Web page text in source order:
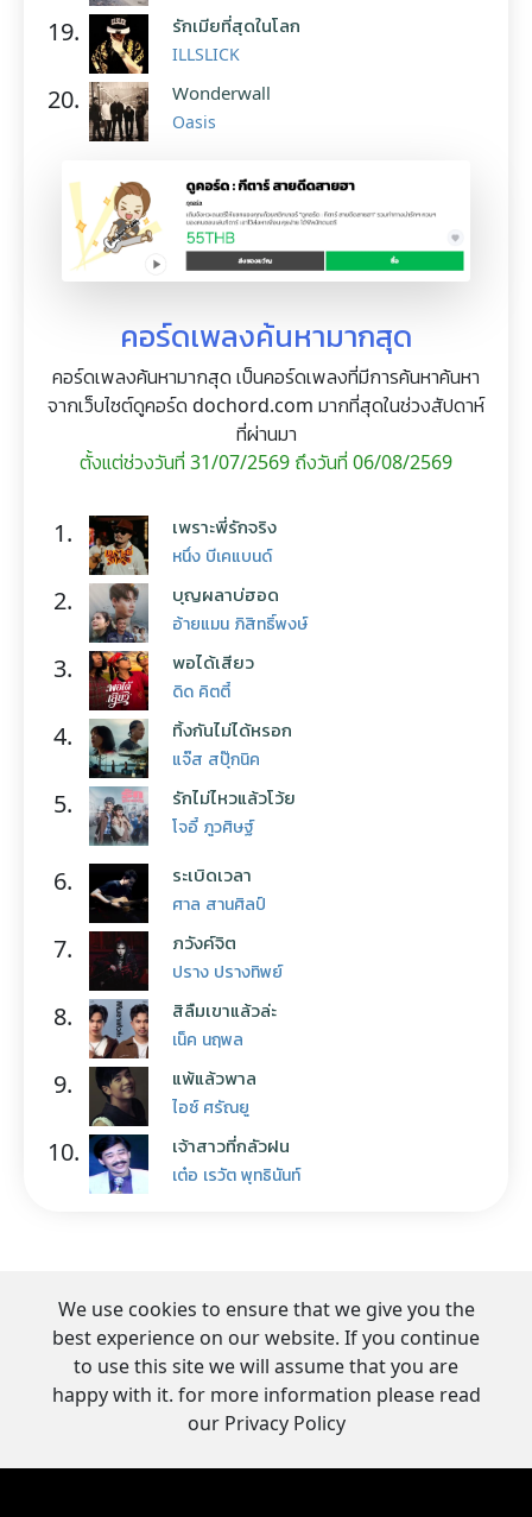
19. รักเมียที่สุดในโลก
ILLSLICK
20. Wonderwall
Oasis
คอร์ดเพลงค้นหามากสุด
คอร์ดเพลงค้นหามากสุด เป็นคอร์ดเพลงที่มีการค้นหาค้นหา
จากเว็บไซต์ดูคอร์ด dochord.com มากที่สุดในช่วงสัปดาห์
ที่ผ่านมา
ตั้งแต่ช่วงวันที่ 31/07/2569 ถึงวันที่ 06/08/2569
1. เพราะพี่รักจริง
หนึ่ง บีเคแบนด์
2. บุญผลาบ่ฮอด
อ้ายแมน ภิสิทธิ์พงษ์
3. พอได้เสียว
ดิด คิตตี้
4. ทิ้งกันไม่ได้หรอก
แจ๊ส สปุ๊กนิค
5. รักไม่ไหวแล้วโว้ย
โจอี้ ภูวศิษฐ์
6. ระเบิดเวลา
ศาล สานศิลป์
7. ภวังค์จิต
ปราง ปรางทิพย์
8. สิลืมเขาแล้วล่ะ
เน็ค นฤพล
9. แพ้แล้วพาล
ไอซ์ ศรัณยู
10. เจ้าสาวที่กลัวฝน
เต๋อ เรวัต พุทธินันท์
We use cookies to ensure that we give you the
best experience on our website. If you continue
to use this site we will assume that you are
happy with it. for more information please read
our Privacy Policy